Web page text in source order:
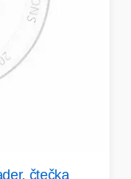
čtečka